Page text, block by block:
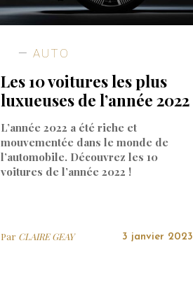
AUTO
Les 10 voitures les plus
luxueuses de l’année 2022
L’année 2022 a été riche et
mouvementée dans le monde de
l’automobile. Découvrez les 10
voitures de l’année 2022 !
Par CLAIRE GEAY 3 janvier 2023